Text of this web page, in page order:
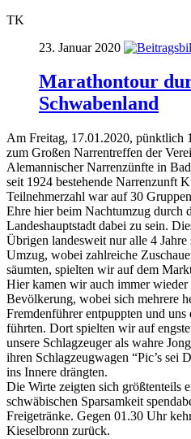
TK
23. Januar 2020
Marathontour
Schwabenland
Am Freitag, 17.01.2020, pünktlich
zum Großen Narrentreffen der
Alemannischer Narrenzünfte in
seit 1924 bestehende Narrenzunft
Teilnehmerzahl war auf 30
Ehre hier beim Nachtumzug durch
Landeshauptstadt dabei zu sein.
Übrigen landesweit nur alle 4 Jahre
Umzug, wobei zahlreiche
säumten, spielten wir auf dem
Hier kamen wir auch immer wieder
Bevölkerung, wobei sich mehrere
Fremdenführer entpuppten und
führten. Dort spielten wir auf
unsere Schlagzeuger als wahre
ihren Schlagzeugwagen “Pic’s sei
ins Innere drängten.
Die Wirte zeigten sich größtenteils
schwäbischen Sparsamkeit
Freigetränke. Gegen 01.30 Uhr
Kieselbronn zurück.